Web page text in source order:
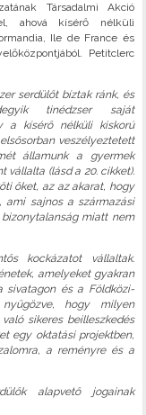
Társadalmi Akció
ahová kísérő nélküli
Ile de France és
Petitclerc
serdülőt bíztak ránk, és
tinédzser saját
a kísérő nélküli kiskorú
veszélyeztetett
államunk a gyermek
vállalta (lásd a 20. cikket).
őket, az az akarat, hogy
ami sajnos a származási
miatt nem
kockázatot vállaltak.
amelyeket gyakran
sivatagon és a Földközi-
hogy milyen
sikeres beilleszkedés
egy oktatási projektben,
a reményre és a
alapvető jogainak